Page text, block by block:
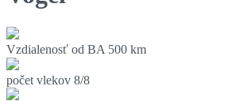
Vzdialenosť od BA 500 km
počet vlekov 8/8